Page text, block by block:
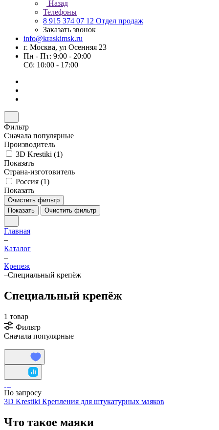
Назад
Телефоны
8 915 374 07 12 Отдел продаж
Заказать звонок
info@kraskimsk.ru
г. Москва, ул Осенняя 23
Пн - Пт: 9:00 - 20:00
Сб: 10:00 - 17:00
Фильтр
Сначала популярные
Производитель
3D Krestiki (1)
Показать
Страна-изготовитель
Россия (1)
Показать
Очистить фильтр
Показать
Очистить фильтр
Главная
–
Каталог
–
Крепеж
–Специальный крепёж
Специальный крепёж
1 товар
Фильтр
Сначала популярные
По запросу
3D Krestiki Крепления для штукатурных маяков
Что такое маяки